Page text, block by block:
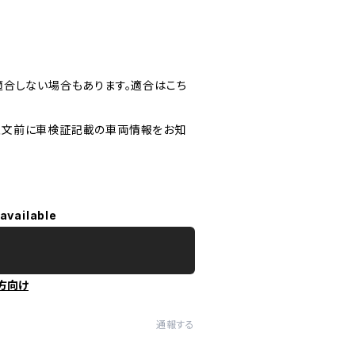
しない場合もあります。適合はこち
前に車検証記載の車両情報をお知
向け
通報する